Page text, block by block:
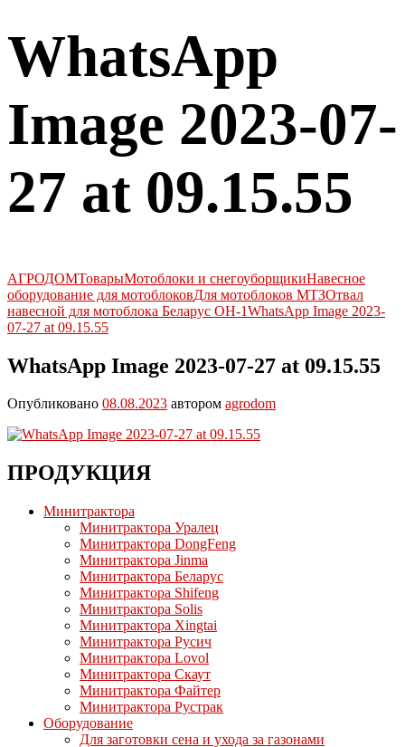
WhatsApp
Image 2023-07-
27 at 09.15.55
АГРОДОМТоварыМотоблоки и снегоуборщикиНавесное
оборудование для мотоблоковДля мотоблоков МТЗОтвал
навесной для мотоблока Беларус ОН-1WhatsApp Image 2023-
07-27 at 09.15.55
WhatsApp Image 2023-07-27 at 09.15.55
Опубликовано 08.08.2023 автором agrodom
ПРОДУКЦИЯ
Минитрактора
Минитрактора Уралец
Минитрактора DongFeng
Минитрактора Jinma
Минитрактора Беларус
Минитрактора Shifeng
Минитрактора Solis
Минитрактора Xingtai
Минитрактора Русич
Минитрактора Lovol
Минитрактора Скаут
Минитрактора Файтер
Минитрактора Рустрак
Оборудование
Для заготовки сена и ухода за газонами